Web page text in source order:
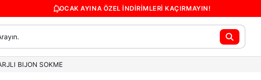
OCAK AYINA ÖZEL İNDİRİMLERİ KAÇIRMAYIN!
BİJON SÖKME